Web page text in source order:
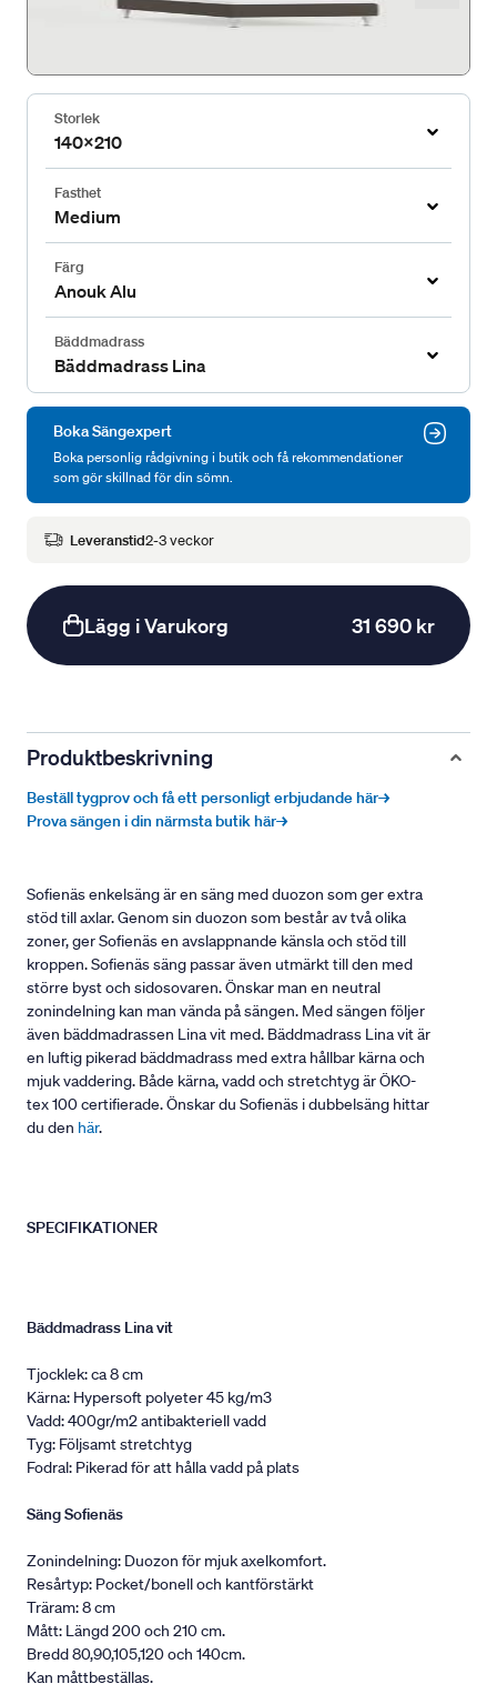
Storlek
140x210
Fasthet
Medium
Färg
Anouk Alu
Bäddmadrass
Bäddmadrass Lina
Boka Sängexpert
Boka personlig rådgivning i butik och få rekommendationer
som gör skillnad för din sömn.
Leveranstid2-3 veckor
Lägg i Varukorg 31 690 kr
Produktbeskrivning
Beställ tygprov och få ett personligt erbjudande här→
Prova sängen i din närmsta butik här→
Sofienäs enkelsäng är en säng med duozon som ger extra
stöd till axlar. Genom sin duozon som består av två olika
zoner, ger Sofienäs en avslappnande känsla och stöd till
kroppen. Sofienäs säng passar även utmärkt till den med
större byst och sidosovaren. Önskar man en neutral
zonindelning kan man vända på sängen. Med sängen följer
även bäddmadrassen Lina vit med. Bäddmadrass Lina vit är
en luftig pikerad bäddmadrass med extra hållbar kärna och
mjuk vaddering. Både kärna, vadd och stretchtyg är ÖKO-
tex 100 certifierade. Önskar du Sofienäs i dubbelsäng hittar
du den här.
SPECIFIKATIONER
Bäddmadrass Lina vit
Tjocklek: ca 8 cm
Kärna: Hypersoft polyeter 45 kg/m3
Vadd: 400gr/m2 antibakteriell vadd
Tyg: Följsamt stretchtyg
Fodral: Pikerad för att hålla vadd på plats
Säng Sofienäs
Zonindelning: Duozon för mjuk axelkomfort.
Resårtyp: Pocket/bonell och kantförstärkt
Träram: 8 cm
Mått: Längd 200 och 210 cm.
Bredd 80,90,105,120 och 140cm.
Kan måttbeställas.